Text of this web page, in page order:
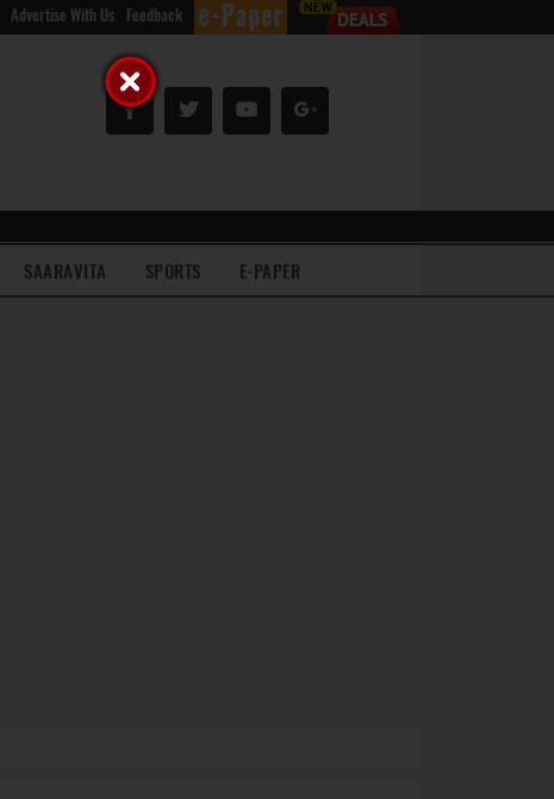
Advertise With Us Feedback
SAARAVITA SPORTS E-PAPER